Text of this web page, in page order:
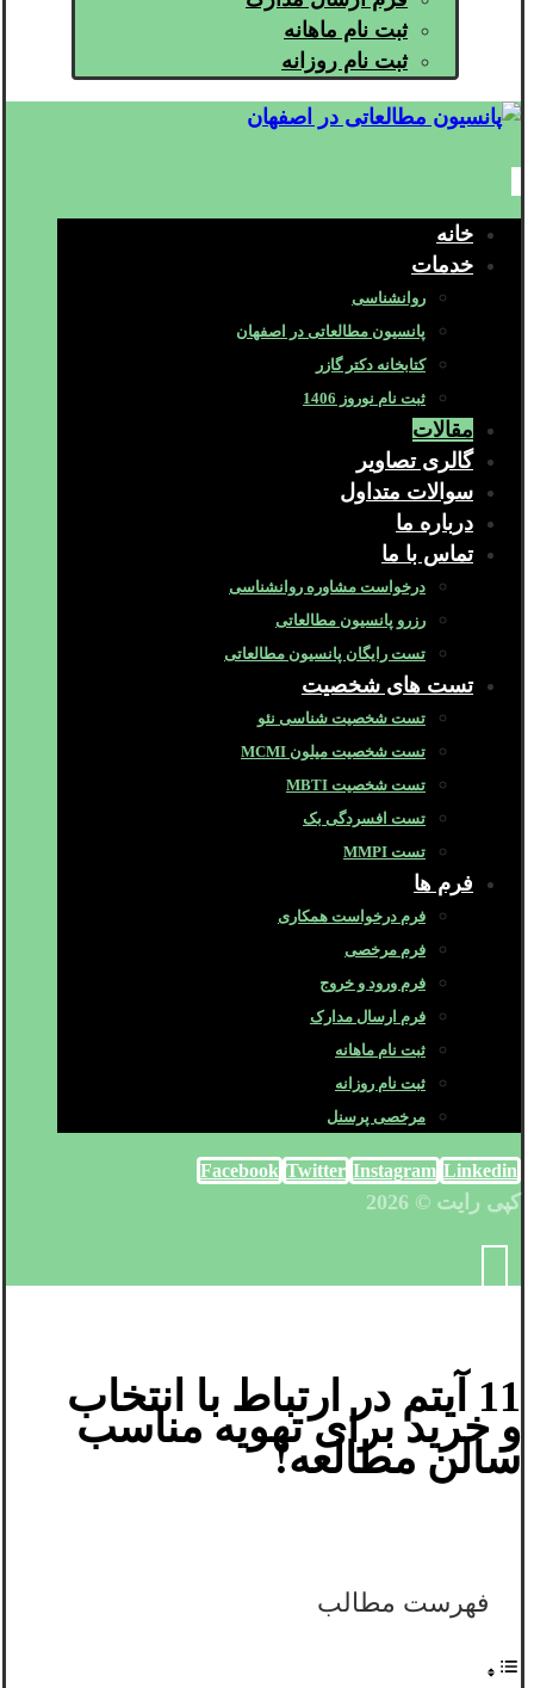
ثبت نام ماهانه
ثبت نام روزانه
خانه
خدمات
روانشناسی
پانسیون مطالعاتی در اصفهان
کتابخانه دکتر گازر
ثبت نام نوروز 1406
مقالات
گالری تصاویر
سوالات متداول
درباره ما
تماس با ما
درخواست مشاوره روانشناسی
رزرو پانسیون مطالعاتی
تست رایگان پانسیون مطالعاتی
تست های شخصیت
تست شخصیت شناسی نئو
تست شخصیت میلون MCMI
تست شخصیت MBTI
تست افسردگی بک
تست MMPI
فرم ها
فرم درخواست همکاری
فرم مرخصی
فرم ورود و خروج
فرم ارسال مدارک
ثبت نام ماهانه
ثبت نام روزانه
مرخصی پرسنل
Facebook Twitter Instagram Linkedin
کپی رایت © 2026
11 آیتم در ارتباط با انتخاب
و خرید برای تهویه مناسب
سالن مطالعه!
فهرست مطالب